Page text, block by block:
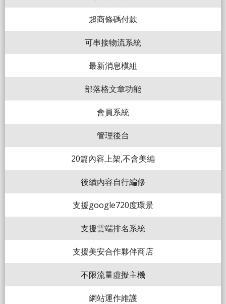
超商條碼付款
可串接物流系統
最新消息模組
部落格文章功能
會員系統
管理後台
20篇內容上架,不含美編
後續內容自行編修
支援google720度環景
支援雲端排名系統
支援美安合作夥伴商店
不限流量虛擬主機
網站運作維護